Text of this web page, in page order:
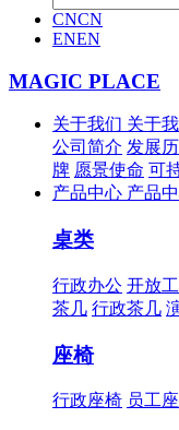
CNCN
ENEN
MAGIC PLACE
关于我们 关于
公司简介 发展
牌 愿景使命 可
产品中心 产品
桌类
行政办公 开放
茶几 行政茶几
座椅
行政座椅 员工